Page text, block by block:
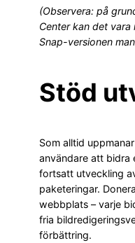
(Observera: på
Center kan det
Snap-versionen
Stöd
Som alltid
användare att bidra
fortsatt utveckling
paketeringar.
webbplats – varje
fria
förbättring.